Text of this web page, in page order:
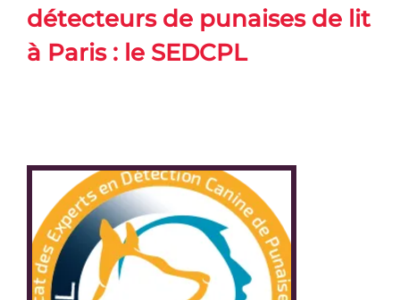
détecteurs de punaises de lit
à Paris : le SEDCPL